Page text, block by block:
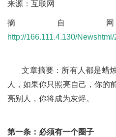
来源：互联网
摘自
http://166.111.4.130/
文章摘要：所有人都是蜡
人，如果你只照亮自己，你的
亮别人，你将成为灰烬。
第一条：必须有一个圈子